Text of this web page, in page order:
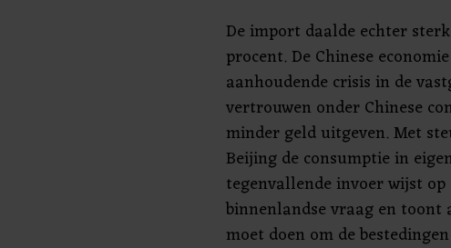
De import daalde echter
procent. De Chinese
aanhoudende crisis in de
vertrouwen onder Chinese
minder geld uitgeven. Met
Beijing de consumptie in
tegenvallende invoer wijst
binnenlandse vraag en toont
moet doen om de